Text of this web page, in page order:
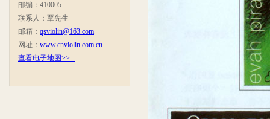
邮编：410005
联系人：覃先生
邮箱： qsviolin@163.com
网址： www.cnviolin.com.cn
查看电子地图>>...